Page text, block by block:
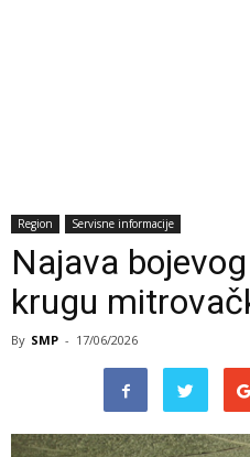
Region Servisne informacije
Najava
krugu
By SMP - 17/06/2026